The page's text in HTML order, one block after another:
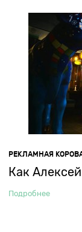
РЕКЛАМНАЯ
Как
Подробнее